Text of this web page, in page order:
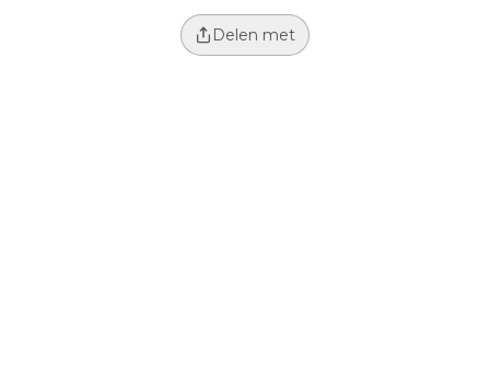
Delen met